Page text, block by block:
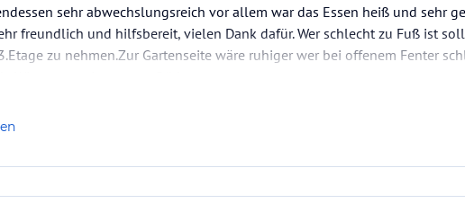
Natur- und Umweltpark gegenüber, Wald
Alle Angaben ohne
die verbindlichen
sehr abwechslungsreich vor allem war das Essen heiß und sehr
freundlich und hilfsbereit, vielen Dank dafür. Wer schlecht zu Fuß ist
zu nehmen.Zur Gartenseite wäre ruhiger wer bei offenem Fenter